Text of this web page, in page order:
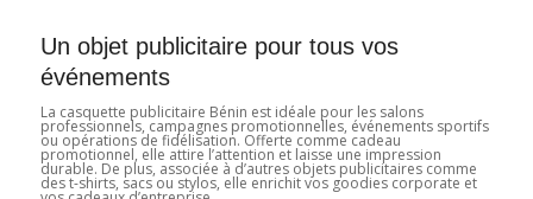
Un objet publicitaire pour tous vos
événements
La casquette publicitaire Bénin est idéale pour les salons
professionnels, campagnes promotionnelles, événements sportifs
ou opérations de fidélisation. Offerte comme cadeau
promotionnel, elle attire l’attention et laisse une impression
durable. De plus, associée à d’autres objets publicitaires comme
des t-shirts, sacs ou stylos, elle enrichit vos goodies corporate et